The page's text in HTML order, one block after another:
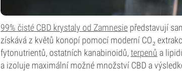
99% čisté CBD krystaly od Zamnesie představují
získává z květů konopí pomocí moderní CO₂
fytonutrientů, ostatních kanabinoidů,terpenů a
a izoluje maximální možné množství CBD a